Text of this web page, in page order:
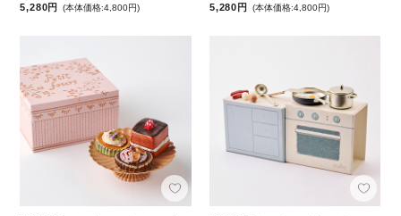
5,280円 (本体価格:4,800円) 5,280円 (本体価格:4,800円)